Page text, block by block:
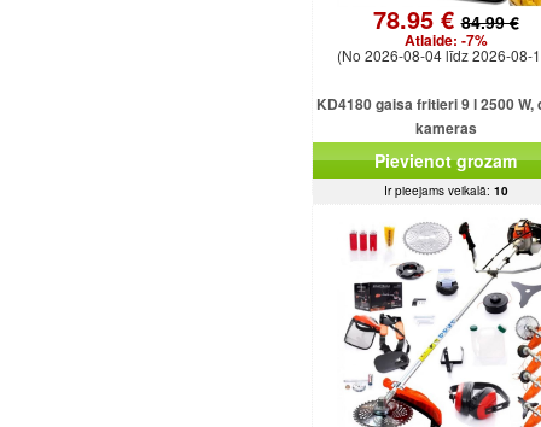
78.95 €84.99 €
Atlaide: -7%
(No 2026-08-04 līdz 2026-08-
KD4180 gaisa fritieri 9 l 2500 W,
kameras
Pievienot grozam
Ir pieejams veikalā: 10